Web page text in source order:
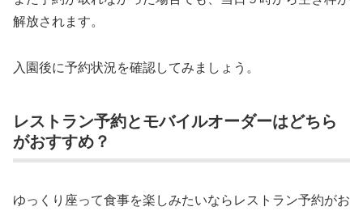
解放されます。
入園後に予約状況を確認してみましょう。
レストラン予約とモバイルオーダーはどちら
がおすすめ？
ゆっくり座って食事を楽しみたいならレストラン予約がお